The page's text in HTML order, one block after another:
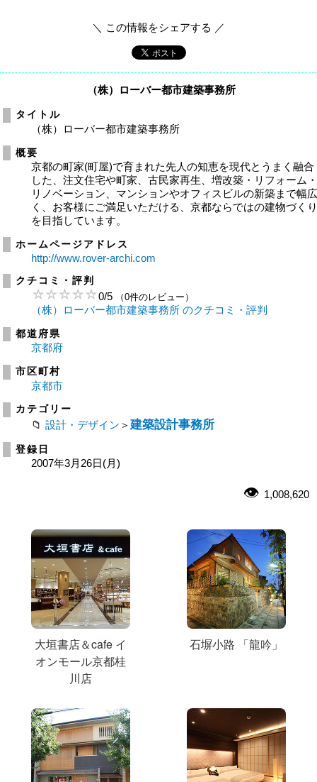
＼ この情報をシェアする ／
（株）ローバー都市建築事務所
タイトル
（株）ローバー都市建築事務所
概要
京都の町家(町屋)で育まれた先人の知恵を現代とうまく融合
した、注文住宅や町家、古民家再生、増改築・リフォーム
リノベーション、マンションやオフィスビルの新築まで幅
く、お客様にご満足いただける、京都ならではの建物づく
を目指しています。
ホームページアドレス
http://www.rover-archi.com
クチコミ・評判
0/5 （0件のレビュー）
（株）ローバー都市建築事務所 のクチコミ・評判
都道府県
京都府
市区町村
京都市
カテゴリー
設計・デザイン ＞ 建築設計事務所
登録日
2007年3月26日(月)
1,008,620
大垣書店＆cafe イ
オンモール京都桂
川店
石塀小路 「龍吟」